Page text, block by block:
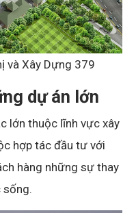
và Xây Dựng 379
dự án lớn
lớn thuộc lĩnh vực xây
hợp tác đầu tư với
hàng những sự thay
sống.